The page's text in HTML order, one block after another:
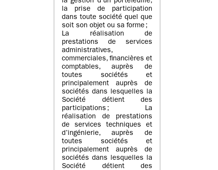
la prise de participation
dans toute société quel que
soit son objet ou sa forme ;
La réalisation de
prestations de services
administratives,
commerciales, financières et
comptables, auprès de
toutes sociétés et
principalement auprès de
sociétés dans lesquelles la
Société détient des
participations ; La
réalisation de prestations
de services techniques et
d’ingénierie, auprès de
toutes sociétés et
principalement auprès de
sociétés dans lesquelles la
Société détient des